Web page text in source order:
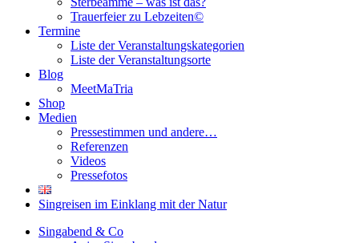
Trauerfeier zu Lebzeiten©
Termine
Liste der Veranstaltungskategorien
Liste der Veranstaltungsorte
Blog
MeetMaTria
Shop
Medien
Pressestimmen und andere…
Referenzen
Videos
Pressefotos
Singreisen im Einklang mit der Natur
Singabend & Co